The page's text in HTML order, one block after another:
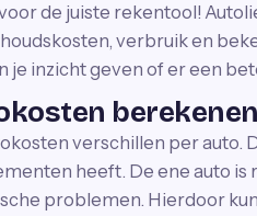
de juiste rekentool!
verbruik en
je inzicht geven of er een
berekenen
verschillen per auto.
heeft. De ene auto
problemen. Hierdoor